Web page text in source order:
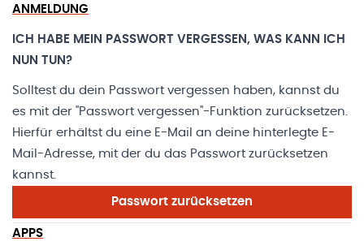
ANMELDUNG
ICH HABE MEIN PASSWORT VERGESSEN, WAS KANN ICH
NUN TUN?
Solltest du dein Passwort vergessen haben, kannst du
es mit der "Passwort vergessen"-Funktion zurücksetzen.
Hierfür erhältst du eine E-Mail an deine hinterlegte E-
Mail-Adresse, mit der du das Passwort zurücksetzen
kannst.
Passwort zurücksetzen
APPS